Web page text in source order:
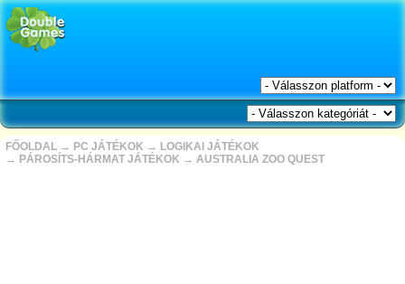
FŐOLDAL → PC JÁTÉKOK → LOGIKAI JÁTÉKOK
→ PÁROSÍTS-HÁRMAT JÁTÉKOK → AUSTRALIA ZOO QUEST